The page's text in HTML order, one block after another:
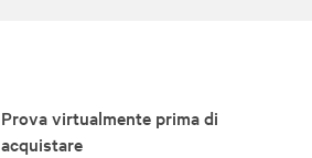
Prova virtualmente prima di
acquistare